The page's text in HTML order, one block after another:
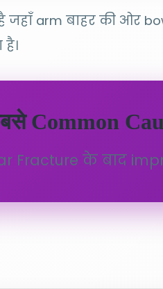
arm बाहर की ओर
Common
Fracture के बाद